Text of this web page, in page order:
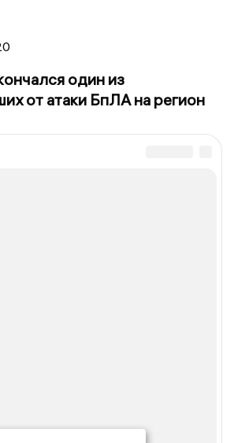
один из
от атаки БпЛА на регион